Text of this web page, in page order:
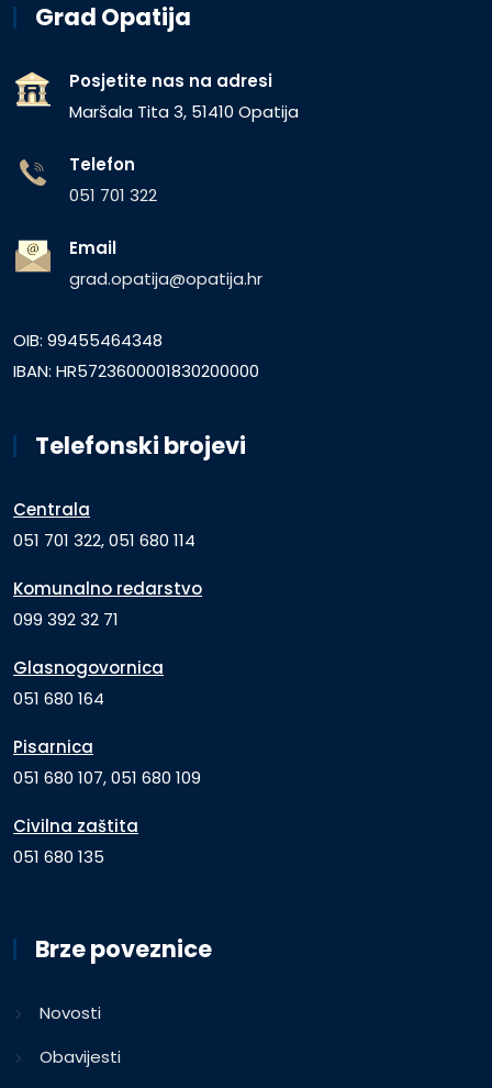
Grad Opatija
Posjetite nas na adresi
Maršala Tita 3, 51410 Opatija
Telefon
051 701 322
Email
grad.opatija@opatija.hr
OIB: 99455464348
IBAN: HR5723600001830200000
Telefonski brojevi
Centrala
051 701 322, 051 680 114
Komunalno redarstvo
099 392 32 71
Glasnogovornica
051 680 164
Pisarnica
051 680 107, 051 680 109
Civilna zaštita
051 680 135
Brze poveznice
Novosti
Obavijesti